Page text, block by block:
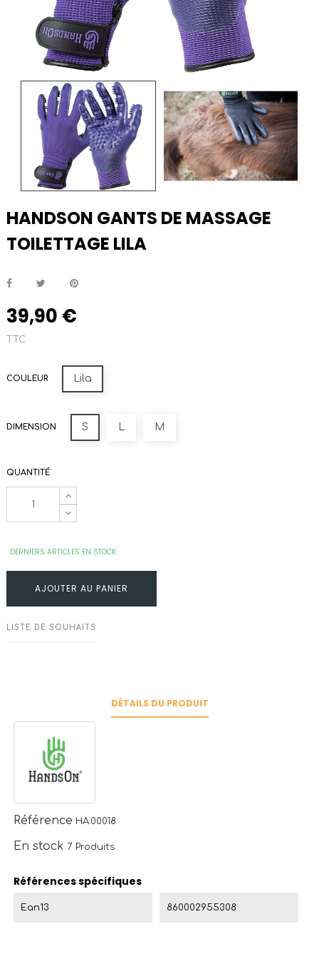
HANDSON GANTS DE MASSAGE
TOILETTAGE LILA
39,90 €
TTC
COULEUR Lila
DIMENSION S L M
QUANTITÉ
DERNIERS ARTICLES EN STOCK
AJOUTER AU PANIER
LISTE DE SOUHAITS
DÉTAILS DU PRODUIT
Référence HA.00018
En stock 7 Produits
Références spécifiques
Ean13 860002955308